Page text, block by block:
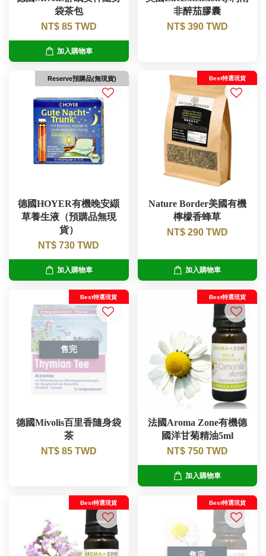
袋茶包
NT$ 85 TWD
加入購物車
非醉茄膠囊
NT$ 390 TWD
Reserve預購品(無現貨)
德國HOYER有機晚安纈
草養生液（預購品無現
貨）
NT$ 730 TWD
加入購物車
Best特選現貨
Nature Border美國有機
檸檬香蜂草
NT$ 290 TWD
加入購物車
售完
Best特選現貨
德國Mivolis百里香隨身袋
茶
NT$ 85 TWD
Best特選現貨
法國Aroma Zone有機德
國洋甘菊精油5ml
NT$ 750 TWD
加入購物車
Best特選現貨 Best特選現貨